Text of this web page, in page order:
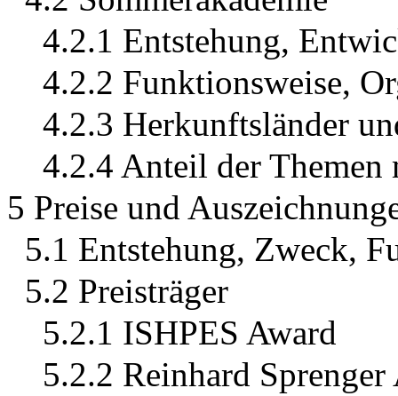
4.2.1 Entstehung,
4.2.2 Funktionsweise,
4.2.3 Herkunftsländer
4.2.4 Anteil der
5 Preise und
5.1 Entstehung, Zweck,
5.2 Preisträger
5.2.1 ISHPES Award
5.2.2 Reinhard Sprenger